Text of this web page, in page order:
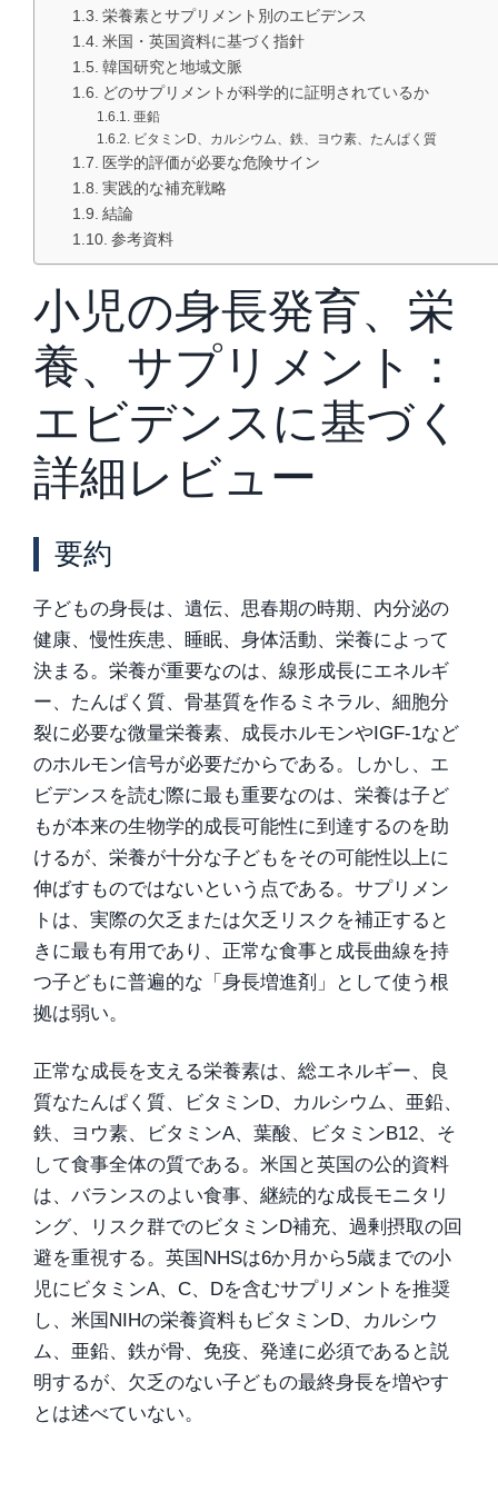
栄養素とサプリメント別のエビデンス
米国・英国資料に基づく指針
韓国研究と地域文脈
どのサプリメントが科学的に証明されているか
亜鉛
ビタミンD、カルシウム、鉄、ヨウ素、たんぱく質
医学的評価が必要な危険サイン
実践的な補充戦略
結論
参考資料
小児の身長発育、栄
養、サプリメント：
エビデンスに基づく
詳細レビュー
要約
子どもの身長は、遺伝、思春期の時期、内分泌の
健康、慢性疾患、睡眠、身体活動、栄養によって
決まる。栄養が重要なのは、線形成長にエネルギ
ー、たんぱく質、骨基質を作るミネラル、細胞分
裂に必要な微量栄養素、成長ホルモンやIGF-1など
のホルモン信号が必要だからである。しかし、エ
ビデンスを読む際に最も重要なのは、栄養は子ど
もが本来の生物学的成長可能性に到達するのを助
けるが、栄養が十分な子どもをその可能性以上に
伸ばすものではないという点である。サプリメン
トは、実際の欠乏または欠乏リスクを補正すると
きに最も有用であり、正常な食事と成長曲線を持
つ子どもに普遍的な「身長増進剤」として使う根
拠は弱い。
正常な成長を支える栄養素は、総エネルギー、良
質なたんぱく質、ビタミンD、カルシウム、亜鉛、
鉄、ヨウ素、ビタミンA、葉酸、ビタミンB12、そ
して食事全体の質である。米国と英国の公的資料
は、バランスのよい食事、継続的な成長モニタリ
ング、リスク群でのビタミンD補充、過剰摂取の回
避を重視する。英国NHSは6か月から5歳までの小
児にビタミンA、C、Dを含むサプリメントを推奨
し、米国NIHの栄養資料もビタミンD、カルシウ
ム、亜鉛、鉄が骨、免疫、発達に必須であると説
明するが、欠乏のない子どもの最終身長を増やす
とは述べていない。